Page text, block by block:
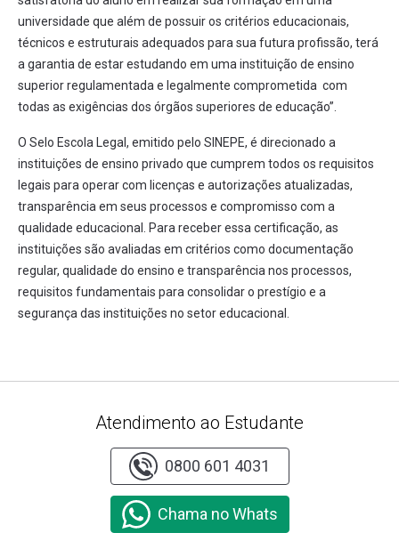
universidade que além de possuir os critérios educacionais,
técnicos e estruturais adequados para sua futura profissão, terá
a garantia de estar estudando em uma instituição de ensino
superior regulamentada e legalmente comprometida com
todas as exigências dos órgãos superiores de educação”.
O Selo Escola Legal, emitido pelo SINEPE, é direcionado a
instituições de ensino privado que cumprem todos os requisitos
legais para operar com licenças e autorizações atualizadas,
transparência em seus processos e compromisso com a
qualidade educacional. Para receber essa certificação, as
instituições são avaliadas em critérios como documentação
regular, qualidade do ensino e transparência nos processos,
requisitos fundamentais para consolidar o prestígio e a
segurança das instituições no setor educacional.
Atendimento ao Estudante
0800 601 4031
Chama no Whats